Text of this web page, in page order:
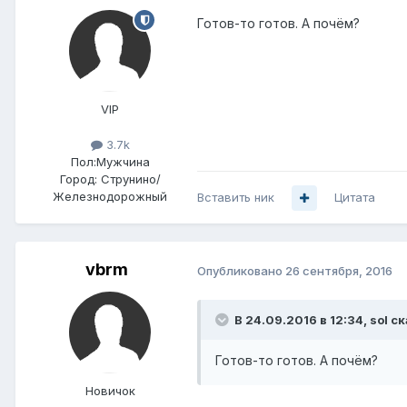
VIP
3.7k
Пол:Мужчина
Город: Струнино/
Железнодорожный
Готов-то готов. А почём?
Вставить ник Цитата
vbrm
Новичок
Опубликовано 26 сентября, 2016
В 24.09.2016 в 12:34, sol
Готов-то готов. А почём?